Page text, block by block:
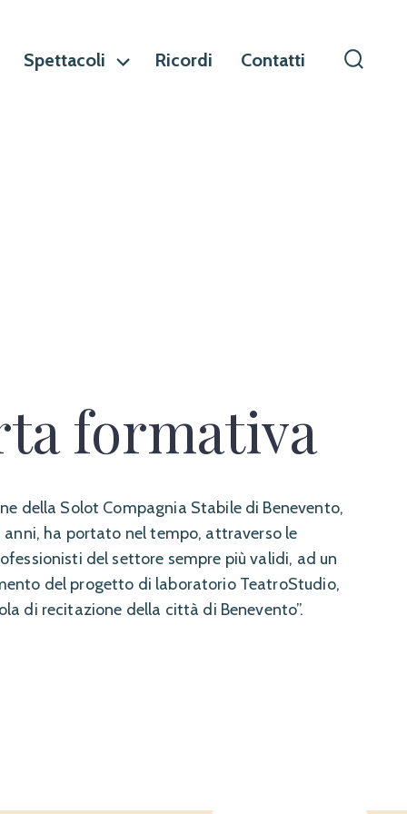
Spettacoli Ricordi Contatti
formativa
della Solot Compagnia Stabile di Benevento,
ha portato nel tempo, attraverso le
del settore sempre più validi, ad un
del progetto di laboratorio TeatroStudio,
di recitazione della città di Benevento”.